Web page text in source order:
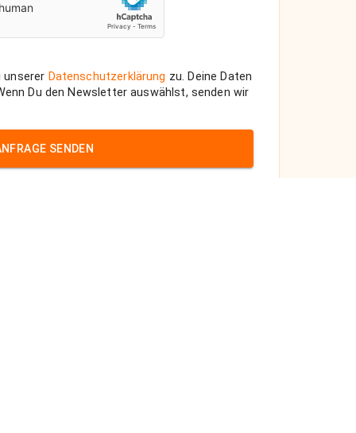
unserer Datenschutzerklärung zu. Deine Daten
Du den Newsletter auswählst, senden wir
SENDEN